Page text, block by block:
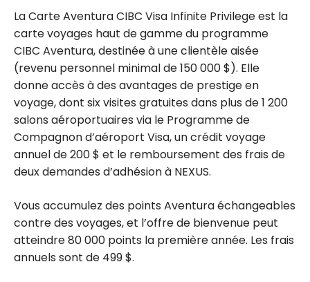
La Carte Aventura CIBC Visa Infinite Privilege est la
carte voyages haut de gamme du programme
CIBC Aventura, destinée à une clientèle aisée
(revenu personnel minimal de 150 000 $). Elle
donne accès à des avantages de prestige en
voyage, dont six visites gratuites dans plus de 1 200
salons aéroportuaires via le Programme de
Compagnon d’aéroport Visa, un crédit voyage
annuel de 200 $ et le remboursement des frais de
deux demandes d’adhésion à NEXUS.
Vous accumulez des points Aventura échangeables
contre des voyages, et l’offre de bienvenue peut
atteindre 80 000 points la première année. Les frais
annuels sont de 499 $.